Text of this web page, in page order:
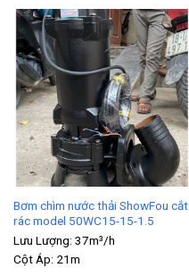
Bơm chìm nước thải ShowFou cắt
rác model 50WC15-15-1.5
Lưu Lượng: 37m³/h
Cột Áp: 21m